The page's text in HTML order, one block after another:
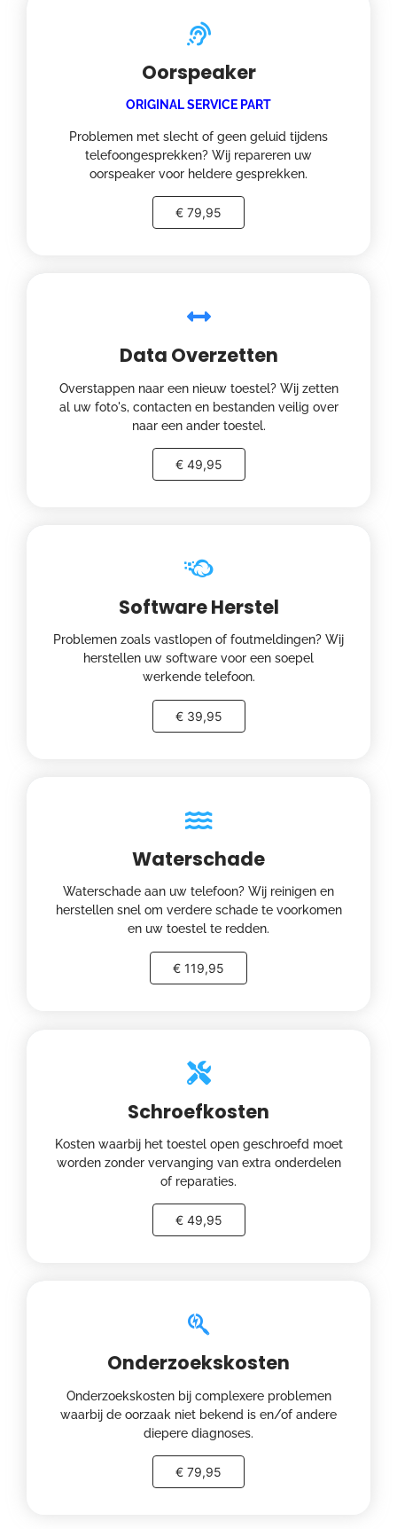
Oorspeaker
ORIGINAL SERVICE PART
Problemen met slecht of geen geluid tijdens
telefoongesprekken? Wij repareren uw
oorspeaker voor heldere gesprekken.
€ 79,95
Data Overzetten
Overstappen naar een nieuw toestel? Wij zetten
al uw foto's, contacten en bestanden veilig over
naar een ander toestel.
€ 49,95
Software Herstel
Problemen zoals vastlopen of foutmeldingen? Wij
herstellen uw software voor een soepel
werkende telefoon.
€ 39,95
Waterschade
Waterschade aan uw telefoon? Wij reinigen en
herstellen snel om verdere schade te voorkomen
en uw toestel te redden.
€ 119,95
Schroefkosten
Kosten waarbij het toestel open geschroefd moet
worden zonder vervanging van extra onderdelen
of reparaties.
€ 49,95
Onderzoekskosten
Onderzoekskosten bij complexere problemen
waarbij de oorzaak niet bekend is en/of andere
diepere diagnoses.
€ 79,95